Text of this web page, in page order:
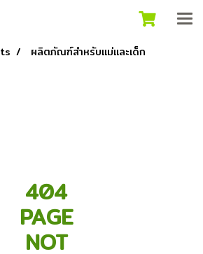
ผลิตภัณฑ์สำหรับแม่และเด็ก
404
PAGE
NOT